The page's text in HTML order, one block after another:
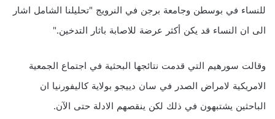
للنساء في بوسطن وجامعة برجن في النرويج "تحليلنا الشامل اشار
الى ان النساء قد يكن أكثر عرضة للاصابة باثار التدخين."
وقالت سورهيم التي قدمت نتائجها البحثية في اجتماع الجمعية
الامريكية لامراض الصدر في سان دييجو بولاية كاليفورنيا ان
الباحثين يشتبهون في ذلك لكن ينقصهم الادلة حتى الآن.